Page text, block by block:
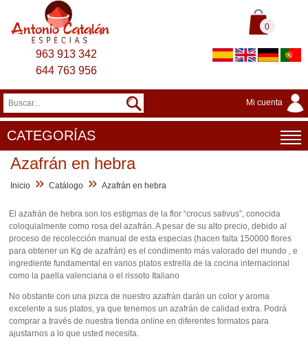
0
963 913 342
644 763 956
Mi cuenta
CATEGORÍAS
Azafrán en hebra
Inicio » Catálogo » Azafrán en hebra
El azafrán de hebra son los estigmas de la flor “crocus sativus”, conocida
coloquialmente como rosa del azafrán. A pesar de su alto precio, debido al
proceso de recolección manual de esta especias (hacen falta 150000 flores
para obtener un Kg de azafrán) es el condimento más valorado del mundo , e
ingrediente fundamental en varios platos estrella de la cocina internacional
como la paella valenciana o el rissoto Italiano
No obstante con una pizca de nuestro azafrán darán un color y aroma
excelente a sus platos, ya que tenemos un azafrán de calidad extra. Podrá
comprar a través de nuestra tienda online en diferentes formatos para
ajustarnos a lo que usted necesita.